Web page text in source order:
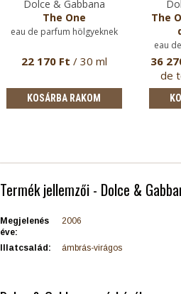
Dolce & Gabbana
The One
eau de parfum hölgyeknek
22 170 Ft / 30 ml
KOSÁRBA RAKOM
The
eau
36
de
Termék jellemzői - Dolce &
Megjelenés
éve:
2006
Illatcsalád: ámbrás-virágos